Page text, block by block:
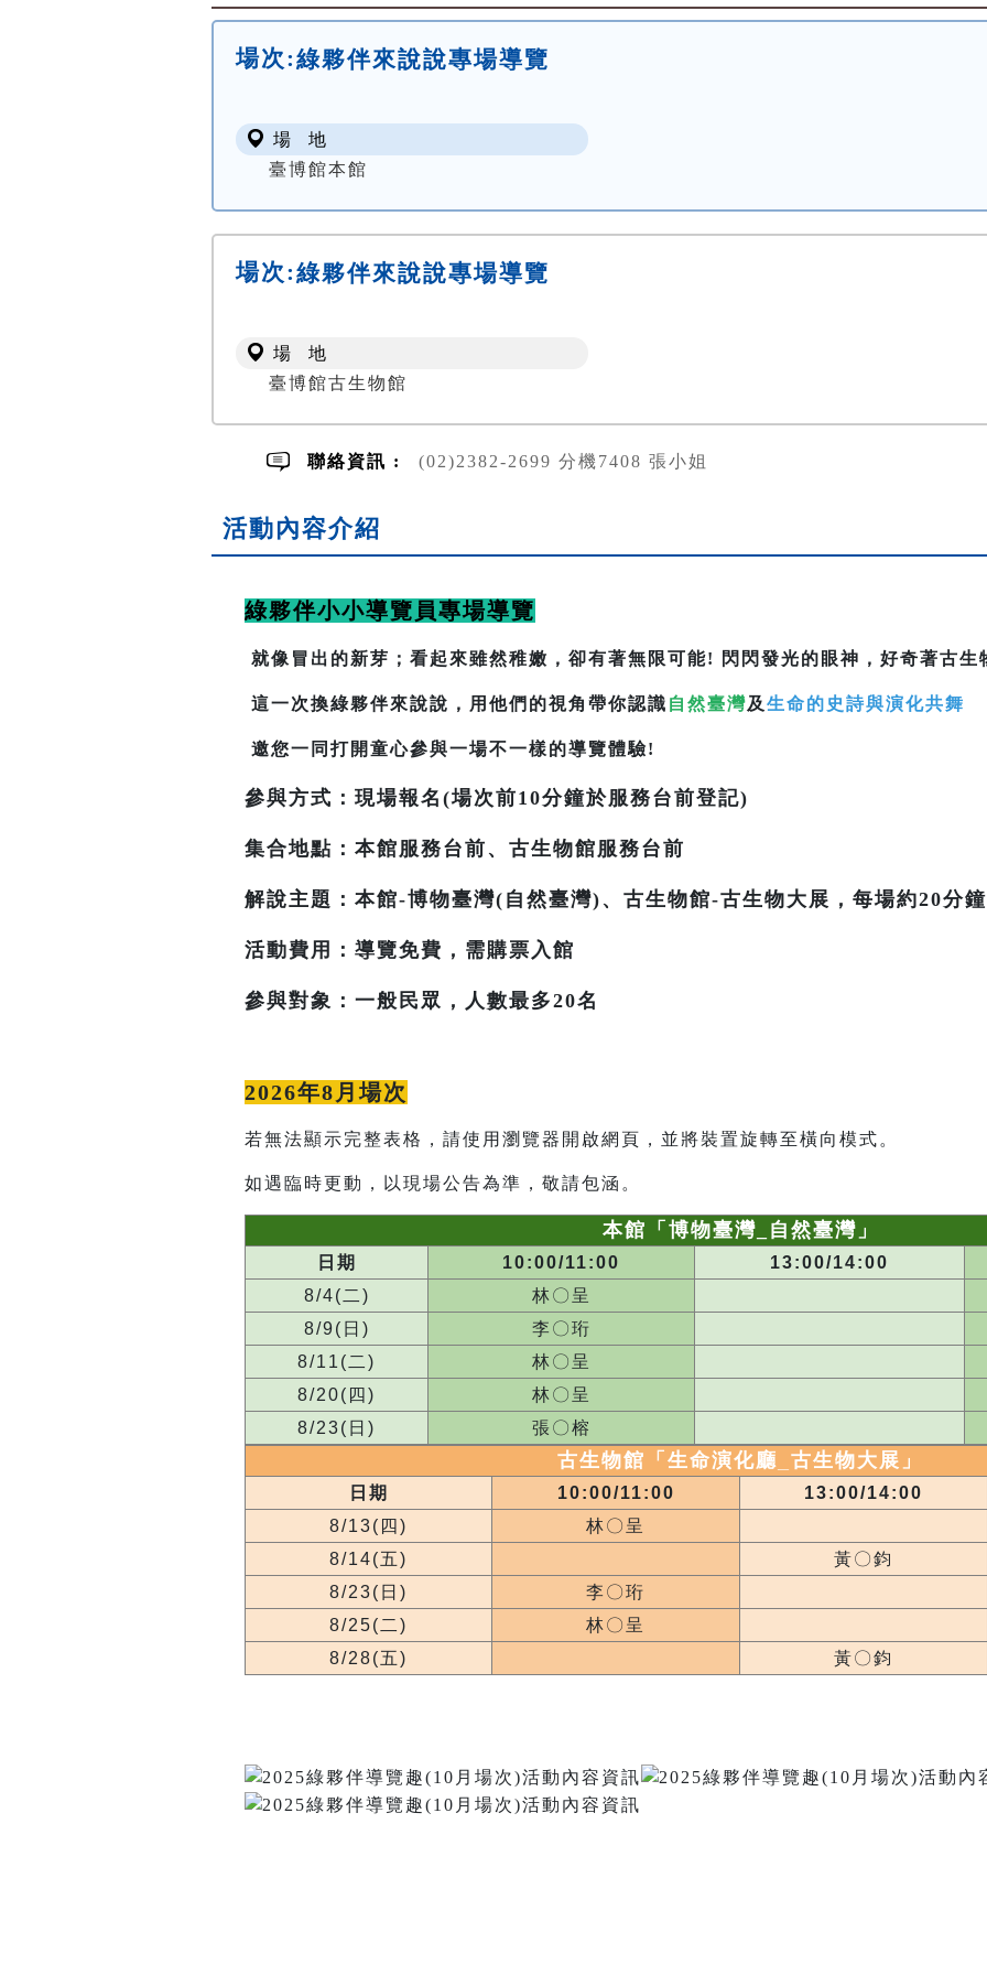
場次:綠夥伴來說說專場導覽
場 地
臺博館本館
場次:綠夥伴來說說專場導覽
場 地
臺博館古生物館
聯絡資訊 : (02)2382-2699 分機7408 張小姐
活動內容介紹
綠夥伴小小導覽員專場導覽
就像冒出的新芽；看起來雖然稚嫩，卻有著無限可能! 閃閃發光的眼神，好奇著古生
這一次換綠夥伴來說說，用他們的視角帶你認識 自然臺灣及 生命的史詩與演化共舞
邀您一同打開童心參與一場不一樣的導覽體驗!
參與方式：現場報名(場次前10分鐘於服務台前登記)
集合地點：本館服務台前、古生物館服務台前
解說主題：本館-博物臺灣(自然臺灣)、古生物館-古生物大展，每場約20分鐘
活動費用：導覽免費，需購票入館
參與對象：一般民眾，人數最多20名
2026年8月場次
若無法顯示完整表格，請使用瀏覽器開啟網頁，並將裝置旋轉至橫向模式。
如遇臨時更動，以現場公告為準，敬請包涵。
本館「博物臺灣_自然臺灣」
日期 10:00/11:00 13:00/14:00
8/4(二)
林〇呈
8/9(日)
李〇珩
8/11(二)
林〇呈
8/20(四)
林〇呈
8/23(日)
張〇榕
古生物館「生命演化廳_ 古生物大展 」
日期 10:00/11:00 13:00/14:00
8/13(四)
林〇呈
8/14(五)
黃〇鈞
8/23(日)
李〇珩
8/25(二)
林〇呈
8/28(五)
黃〇鈞